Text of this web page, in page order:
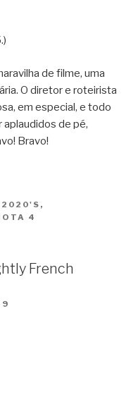
de filme, uma
O diretor e roteirista
em especial, e todo
de pé,
Bravo!
2020'S ,
4
French